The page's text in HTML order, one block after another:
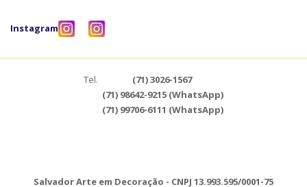
Instagram
Tel.
(71) 3026-1567
(71) 98642-9215 (WhatsApp)
(71) 99706-6111 (WhatsApp)
Salvador Arte em Decoração - CNPJ 13.993.595/0001-75